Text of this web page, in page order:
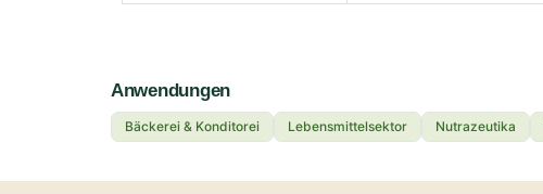
Anwendungen
Bäckerei & Konditorei Lebensmittelsektor Nutrazeutika